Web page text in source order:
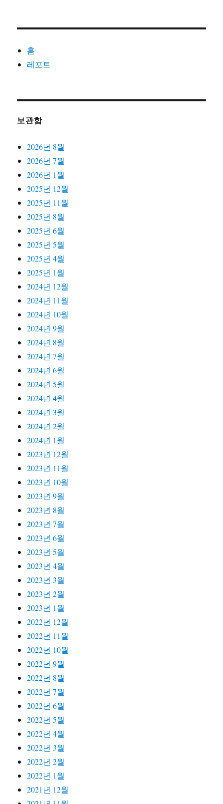
홈
레포트
보관함
2026년 8월
2026년 7월
2026년 1월
2025년 12월
2025년 11월
2025년 8월
2025년 6월
2025년 5월
2025년 4월
2025년 1월
2024년 12월
2024년 11월
2024년 10월
2024년 9월
2024년 8월
2024년 7월
2024년 6월
2024년 5월
2024년 4월
2024년 3월
2024년 2월
2024년 1월
2023년 12월
2023년 11월
2023년 10월
2023년 9월
2023년 8월
2023년 7월
2023년 6월
2023년 5월
2023년 4월
2023년 3월
2023년 2월
2023년 1월
2022년 12월
2022년 11월
2022년 10월
2022년 9월
2022년 8월
2022년 7월
2022년 6월
2022년 5월
2022년 4월
2022년 3월
2022년 2월
2022년 1월
2021년 12월